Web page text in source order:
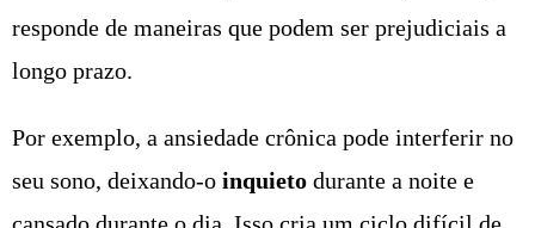
responde de maneiras que podem ser prejudiciais a
longo prazo.
Por exemplo, a ansiedade crônica pode interferir no
seu sono, deixando-o inquieto durante a noite e